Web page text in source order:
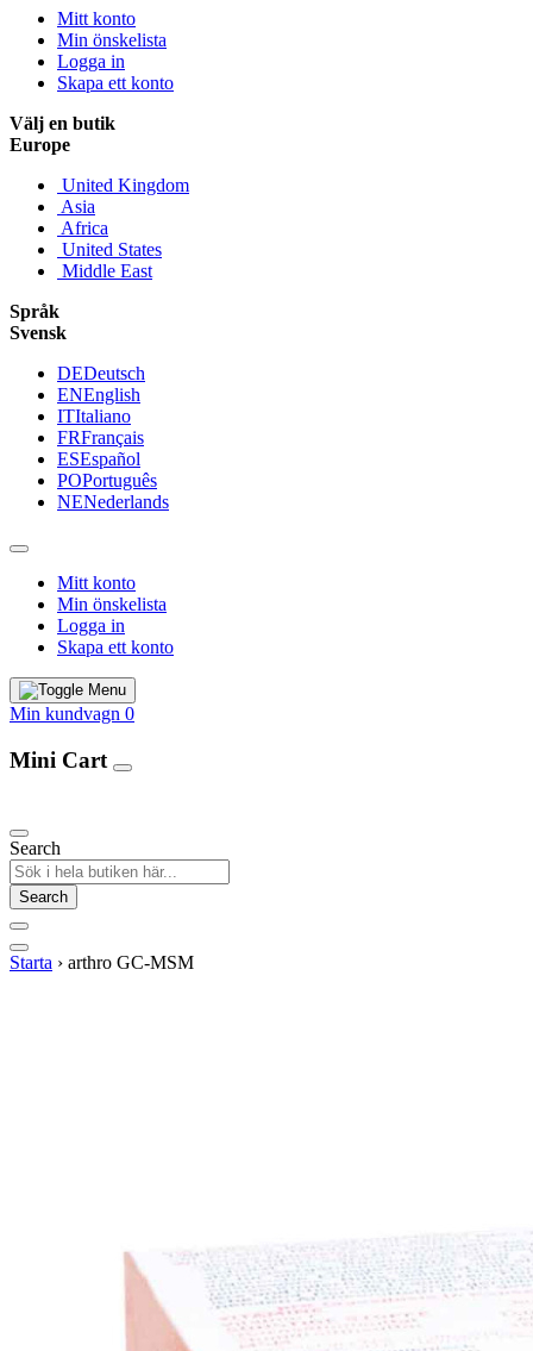
Mitt konto
Min önskelista
Logga in
Skapa ett konto
Välj en butik
Europe
United Kingdom
Asia
Africa
United States
Middle East
Språk
Svensk
DEDeutsch
ENEnglish
ITItaliano
FRFrançais
ESEspañol
POPortuguês
NENederlands
Mitt konto
Min önskelista
Logga in
Skapa ett konto
Min kundvagn 0
Mini Cart
Search
Search
Starta › arthro GC-MSM